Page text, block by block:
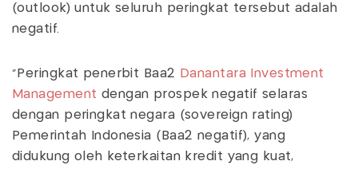
(outlook) untuk seluruh peringkat tersebut adalah
negatif.
“Peringkat penerbit Baa2
Danantara Investment
Management dengan prospek negatif selaras
dengan peringkat negara (sovereign rating)
Pemerintah Indonesia (Baa2 negatif), yang
didukung oleh keterkaitan kredit yang kuat,